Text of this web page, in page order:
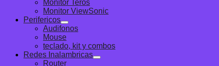
Monitor Teros
Monitor ViewSonic
Perifericos
Audifonos
Mouse
teclado, kit y combos
Redes Inalambricas
Router